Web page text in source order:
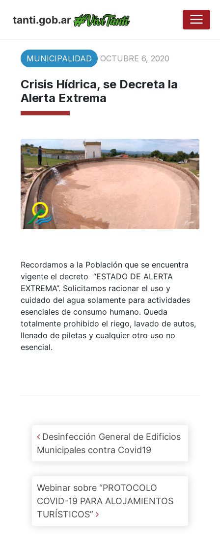
tanti.gob.ar
MUNICIPALIDAD OCTUBRE 6, 2020
Crisis Hídrica, se Decreta la
Alerta Extrema
Recordamos a la Población que se encuentra
vigente el decreto “ESTADO DE ALERTA
EXTREMA”. Solicitamos racionar el uso y
cuidado del agua solamente para actividades
esenciales de consumo humano. Queda
totalmente prohibido el riego, lavado de autos,
llenado de piletas y cualquier otro uso no
esencial.
Post navigation
Desinfección General de Edificios
Municipales contra Covid19
Webinar sobre “PROTOCOLO
COVID-19 PARA ALOJAMIENTOS
TURÍSTICOS”